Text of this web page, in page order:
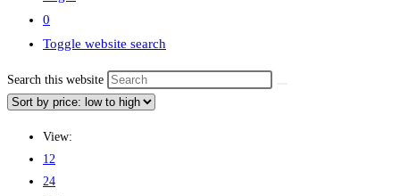
0
Toggle website search
Search this website
View:
12
24